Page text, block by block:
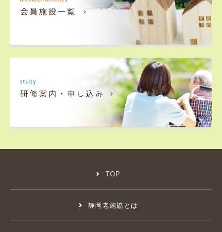
TOP
静岡老施協とは